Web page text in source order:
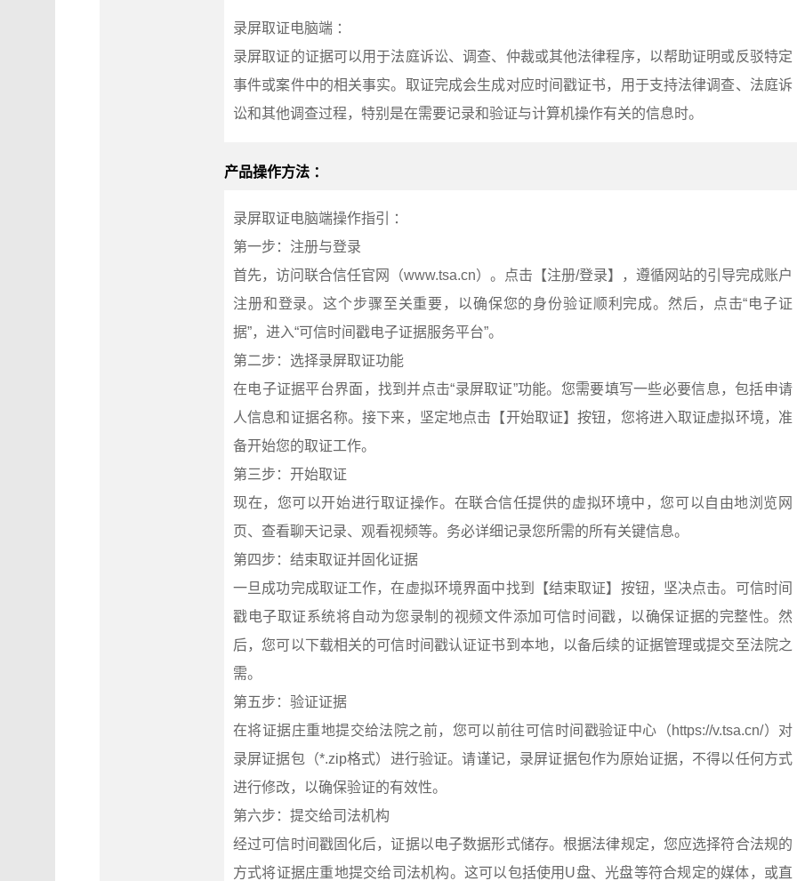
录屏取证电脑端 ：
录屏取证的证据可以用于法庭诉讼、调查、仲裁或其他法律程序，以帮助证明或反驳特定
事件或案件中的相关事实。取证完成会生成对应时间戳证书，用于支持法律调查、法庭诉
讼和其他调查过程，特别是在需要记录和验证与计算机操作有关的信息时。
产品操作方法 ：
录屏取证电脑端操作指引 ：
第一步：注册与登录
首先，访问联合信任官网（www.tsa.cn）。点击【注册/登录】，遵循网站的引导完成账户
注册和登录。这个步骤至关重要，以确保您的身份验证顺利完成。然后，点击“电子证
据”，进入“可信时间戳电子证据服务平台”。
第二步：选择录屏取证功能
在电子证据平台界面，找到并点击“录屏取证”功能。您需要填写一些必要信息，包括申请
人信息和证据名称。接下来，坚定地点击【开始取证】按钮，您将进入取证虚拟环境，准
备开始您的取证工作。
第三步：开始取证
现在，您可以开始进行取证操作。在联合信任提供的虚拟环境中，您可以自由地浏览网
页、查看聊天记录、观看视频等。务必详细记录您所需的所有关键信息。
第四步：结束取证并固化证据
一旦成功完成取证工作，在虚拟环境界面中找到【结束取证】按钮，坚决点击。可信时间
戳电子取证系统将自动为您录制的视频文件添加可信时间戳，以确保证据的完整性。然
后，您可以下载相关的可信时间戳认证证书到本地，以备后续的证据管理或提交至法院之
需。
第五步：验证证据
在将证据庄重地提交给法院之前，您可以前往可信时间戳验证中心（https://v.tsa.cn/）对
录屏证据包（*.zip格式）进行验证。请谨记，录屏证据包作为原始证据，不得以任何方式
进行修改，以确保验证的有效性。
第六步：提交给司法机构
经过可信时间戳固化后，证据以电子数据形式储存。根据法律规定，您应选择符合法规的
方式将证据庄重地提交给司法机构。这可以包括使用U盘、光盘等符合规定的媒体，或直